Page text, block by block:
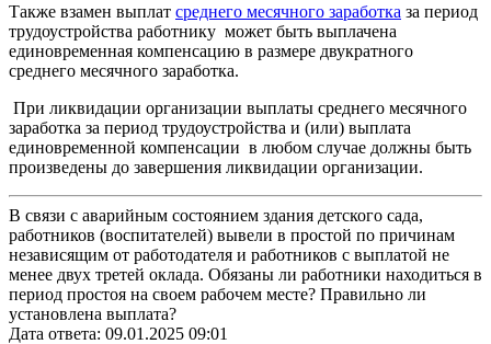
Также взамен выплат среднего месячного заработка за период
трудоустройства работнику может быть выплачена
единовременная компенсацию в размере двукратного
среднего месячного заработка.
При ликвидации организации выплаты среднего месячного
заработка за период трудоустройства и (или) выплата
единовременной компенсации в любом случае должны быть
произведены до завершения ликвидации организации.
В связи с аварийным состоянием здания детского сада,
работников (воспитателей) вывели в простой по причинам
независящим от работодателя и работников с выплатой не
менее двух третей оклада. Обязаны ли работники находиться в
период простоя на своем рабочем месте? Правильно ли
установлена выплата?
Дата ответа: 09.01.2025 09:01